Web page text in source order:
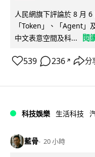
人民網旗下評論於 8 月
「Token」、「Agent」
中文表意空間及科...
閱
539 236 ↗ 分
科技娛樂 生活科技
藍骨 20 小時